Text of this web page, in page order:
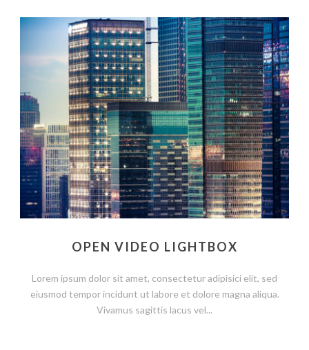
OPEN VIDEO LIGHTBOX
Lorem ipsum dolor sit amet, consectetur adipisici elit, sed
eiusmod tempor incidunt ut labore et dolore magna aliqua.
Vivamus sagittis lacus vel...